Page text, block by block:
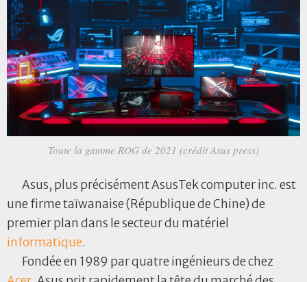
Toute la gamme ROG de 2021 (crédit Asus press)
Asus, plus précisément AsusTek computer inc. est
une firme taïwanaise (République de Chine) de
premier plan dans le secteur du matériel
informatique.
Fondée en 1989 par quatre ingénieurs de chez